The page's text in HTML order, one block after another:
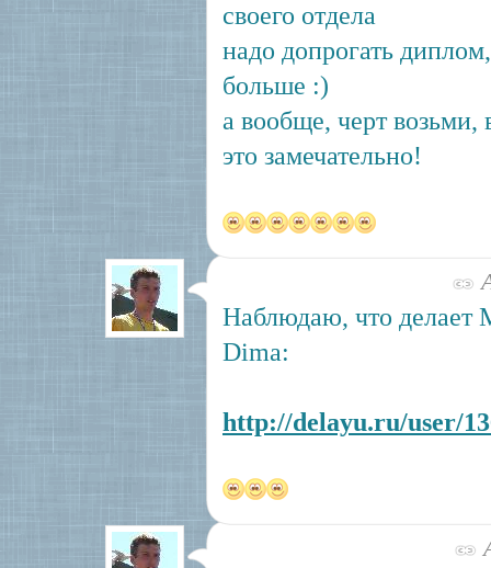
своего отдела
надо допрогать
больше :)
а вообще, черт возьми,
это замечательно!
Наблюдаю, что делает
Dima:
http://delayu.ru/user/